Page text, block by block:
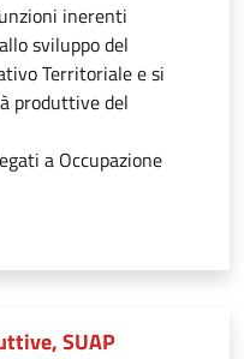
inerenti
sviluppo del
Territoriale e si
produttive del
a Occupazione
SUAP